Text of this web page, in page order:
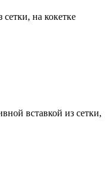
на кокетке
вставкой из сетки,